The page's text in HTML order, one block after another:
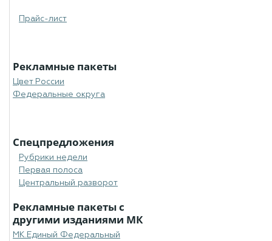
Прайс-лист
Рекламные пакеты
Цвет России
Федеральные округа
Спецпредложения
Рубрики недели
Первая полоса
Центральный разворот
Рекламные пакеты с
другими изданиями МК
МК.Единый Федеральный